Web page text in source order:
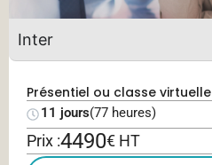
Inter
Présentiel ou classe virtuelle
11 jours(77 heures)
Prix :4490€ HT